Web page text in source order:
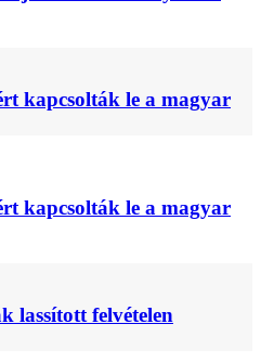
kapcsolták le a magyar
kapcsolták le a magyar
lassított felvételen